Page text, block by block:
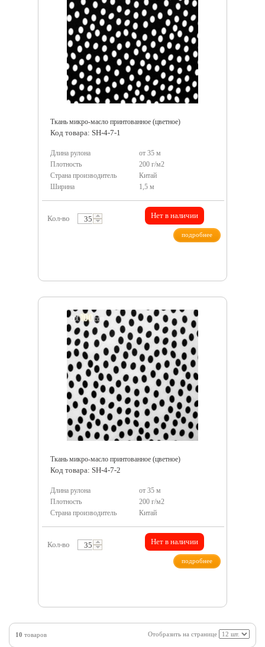
Ткань микро-масло принтованное (цветное)
Код товара: SH-4-7-1
Длина рулона
от 35 м
Плотность
200 г/м2
Страна производитель
Китай
Ширина
1,5 м
Кол-во Нет в наличии
подробнее
Ткань микро-масло принтованное (цветное)
Код товара: SH-4-7-2
Длина рулона
от 35 м
Плотность
200 г/м2
Страна производитель
Китай
Кол-во Нет в наличии
подробнее
10 товаров Отобразить на странице